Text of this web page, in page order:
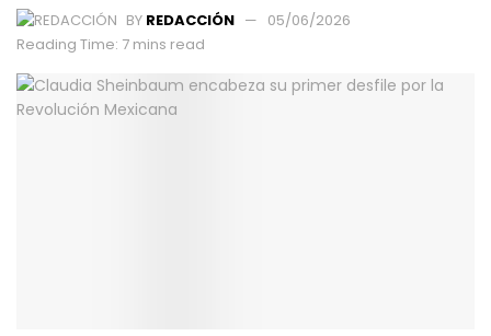
BY REDACCIÓN
05/06/2026
Reading Time: 7 mins read